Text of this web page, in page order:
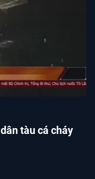
tàu cá cháy